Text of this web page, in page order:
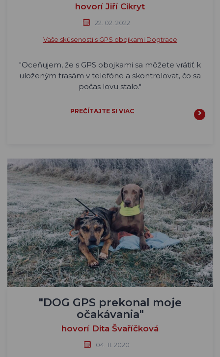
hovorí Jiří Cikryt
22. 02. 2022
Vaše skúsenosti s GPS obojkami Dogtrace
"Oceňujem, že s GPS obojkami sa môžete vrátiť k
uloženým trasám v telefóne a skontrolovať, čo sa
počas lovu stalo."
PREČÍTAJTE SI VIAC
"DOG GPS prekonal moje
očakávania"
hovorí Dita Švaříčková
04. 11. 2020